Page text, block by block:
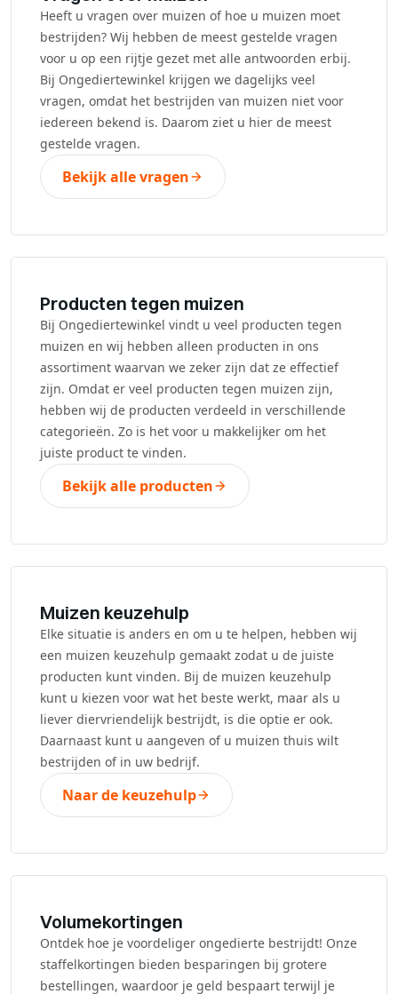
Heeft u vragen over muizen of hoe u muizen moet
bestrijden? Wij hebben de meest gestelde vragen
voor u op een rijtje gezet met alle antwoorden erbij.
Bij Ongediertewinkel krijgen we dagelijks veel
vragen, omdat het bestrijden van muizen niet voor
iedereen bekend is. Daarom ziet u hier de meest
gestelde vragen.
Bekijk alle vragen
Producten tegen muizen
Bij Ongediertewinkel vindt u veel producten tegen
muizen en wij hebben alleen producten in ons
assortiment waarvan we zeker zijn dat ze effectief
zijn. Omdat er veel producten tegen muizen zijn,
hebben wij de producten verdeeld in verschillende
categorieën. Zo is het voor u makkelijker om het
juiste product te vinden.
Bekijk alle producten
Muizen keuzehulp
Elke situatie is anders en om u te helpen, hebben wij
een muizen keuzehulp gemaakt zodat u de juiste
producten kunt vinden. Bij de muizen keuzehulp
kunt u kiezen voor wat het beste werkt, maar als u
liever diervriendelijk bestrijdt, is die optie er ook.
Daarnaast kunt u aangeven of u muizen thuis wilt
bestrijden of in uw bedrijf.
Naar de keuzehulp
Volumekortingen
Ontdek hoe je voordeliger ongedierte bestrijdt! Onze
staffelkortingen bieden besparingen bij grotere
bestellingen, waardoor je geld bespaart terwijl je